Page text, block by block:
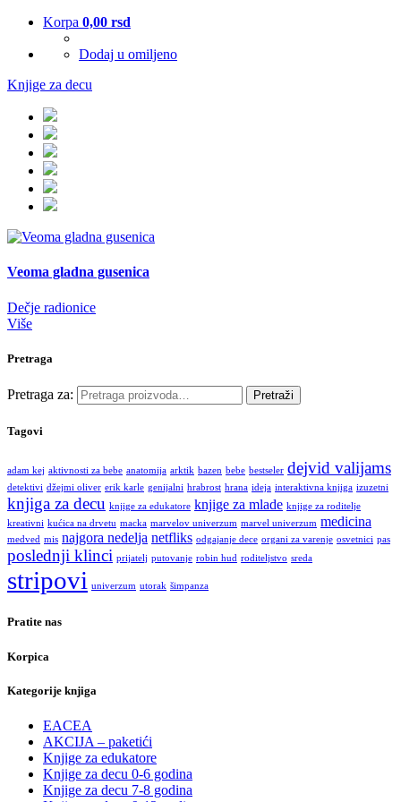
Korpa 0,00 rsd
Dodaj u omiljeno
Knjige za decu
Veoma gladna gusenica
Dečje radionice
Više
Pretraga
Pretraga za: Pretraži
Tagovi
adam kej aktivnosti za bebe anatomija arktik bazen bebe bestseler dejvid valijams
detektivi džejmi oliver erik karle genijalni hrabrost hrana ideja interaktivna knjiga izuzetni
knjiga za decu knjige za edukatore knjige za mlade knjige za roditelje
kreativni kućica na drvetu macka marvelov univerzum marvel univerzum medicina
medved mis najgora nedelja netfliks odgajanje dece organi za varenje osvetnici pas
poslednji klinci prijatelj putovanje robin hud roditeljstvo sreda
stripovi univerzum utorak šimpanza
Pratite nas
Korpica
Kategorije knjiga
EACEA
AKCIJA – paketići
Knjige za edukatore
Knjige za decu 0-6 godina
Knjige za decu 7-8 godina